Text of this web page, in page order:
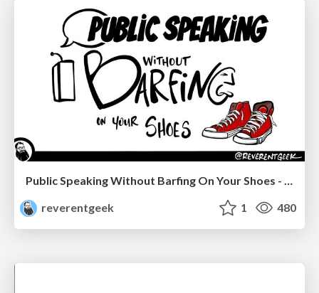
Public Speaking Without Barfing On Your Shoes - THAT 2023
reverentgeek
1 480